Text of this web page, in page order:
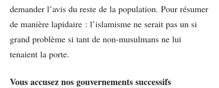
demander l’avis du reste de la population. Pour résumer
de manière lapidaire : l’islamisme ne serait pas un si
grand problème si tant de non-musulmans ne lui
tenaient la porte.
Vous accusez nos gouvernements successifs